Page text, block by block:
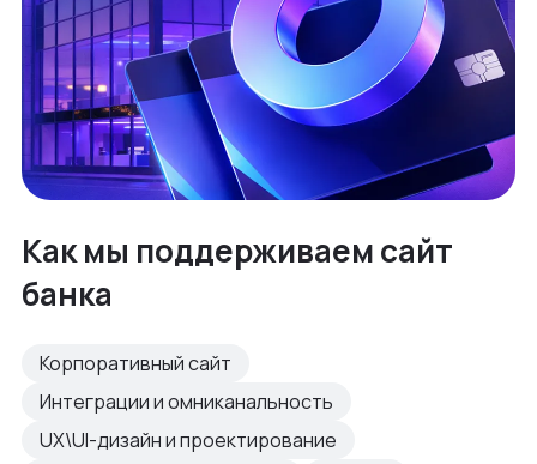
Как мы поддерживаем сайт
банка
Корпоративный сайт
Интеграции и омниканальность
UX\UI-дизайн и проектирование